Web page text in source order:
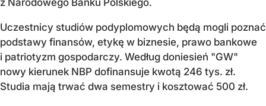
Uczestnicy studiów podyplomowych będą mogli poznać
podstawy finansów, etykę w biznesie, prawo bankowe
i patriotyzm gospodarczy. Według doniesień "GW"
nowy kierunek NBP dofinansuje kwotą 246 tys. zł.
Studia mają trwać dwa semestry i kosztować 500 zł.